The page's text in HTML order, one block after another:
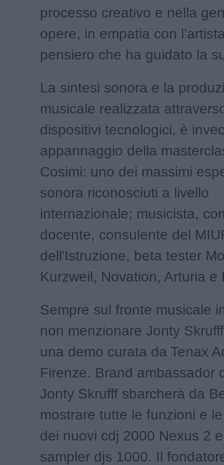
processo creativo e nella
opere, in empatia con
pensiero che ha guidato la
La sintesi sonora e la
musicale realizzata
dispositivi tecnologici, è
appannaggio della
Cosimi: uno dei massimi
sonora riconosciuti a livello
internazionale; musicista,
docente, consulente del
dell'Istruzione, beta tester
Kurzweil, Novation, Arturia e
Sempre sul fronte musicale
non menzionare Jonty
una demo curata da Tenax
Firenze. Brand ambassador
Jonty Skrufff sbarcherà da
mostrare tutte le funzioni e
dei nuovi cdj 2000 Nexus 2
sampler djs 1000. Il